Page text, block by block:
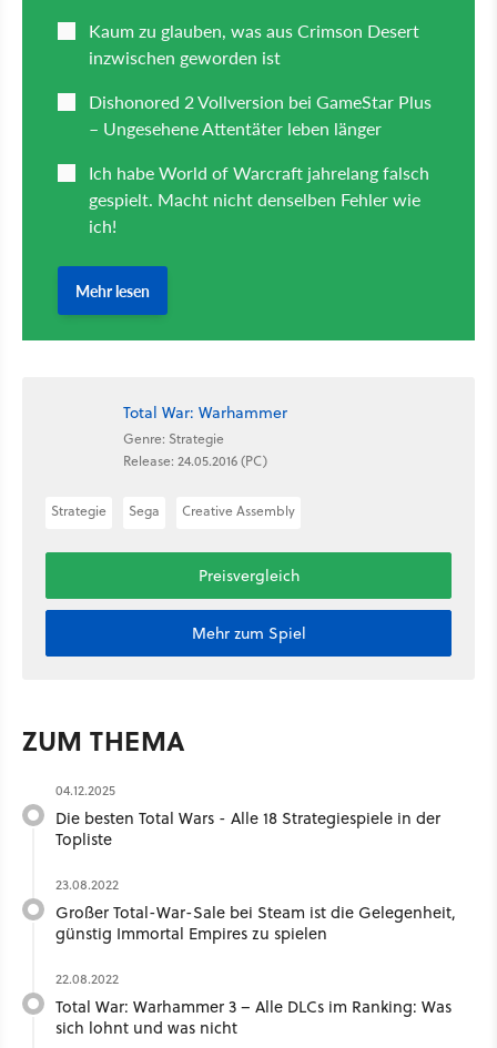
Total War: Warhammer
Genre: Strategie
Release: 24.05.2016 (PC)
Strategie Sega Creative Assembly
Preisvergleich
Mehr zum Spiel
ZUM THEMA
04.12.2025
Die besten Total Wars - Alle 18 Strategiespiele in der
Topliste
23.08.2022
Großer Total-War-Sale bei Steam ist die Gelegenheit,
günstig Immortal Empires zu spielen
22.08.2022
Total War: Warhammer 3 – Alle DLCs im Ranking: Was
sich lohnt und was nicht